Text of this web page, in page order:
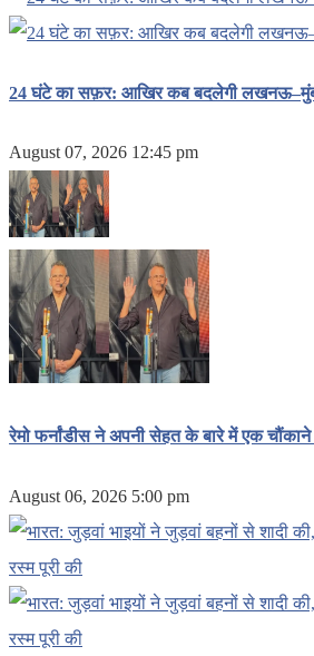
24 घंटे का सफ़र: आखिर कब बदलेगी
August 07, 2026 12:45 pm
रेमो फर्नांडीस ने अपनी सेहत के बारे में एक चौंकाने
August 06, 2026 5:00 pm